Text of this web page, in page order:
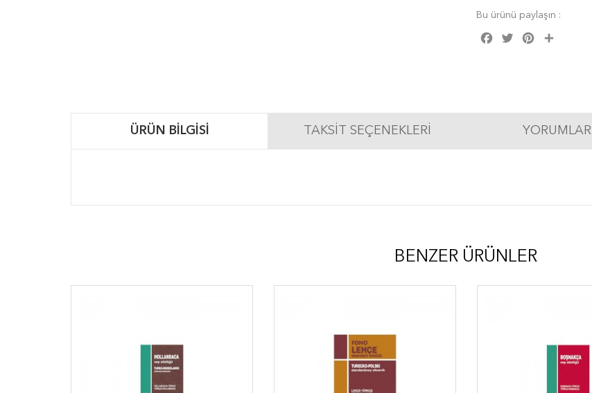
Bu ürünü paylaşın :
Facebook
Twitter Pinterest
ÜRÜN BILGISI TAKSIT SEÇENEKLERI YORUMLAR
BENZER ÜRÜNLER